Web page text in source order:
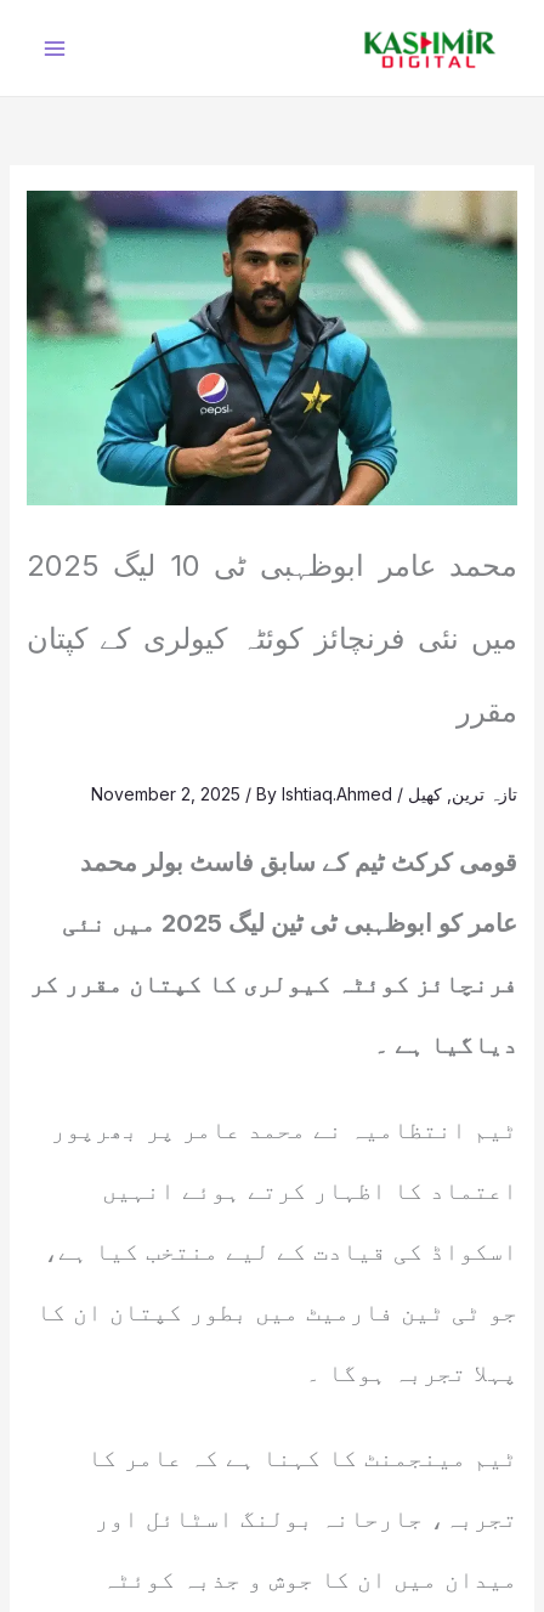
محمد عامر ابوظہبی ٹی 10 لیگ 2025
میں نئی فرنچائز کوئٹہ کیولری کے کپتان
مقرر
تازہ ترین کھیل /
November 2, 2025 / ByIshtiaq.Ahmed
قومی کرکٹ ٹیم کے سابق فاسٹ بولر محمد
عامر کو ابوظہبی ٹی ٹین لیگ 2025 میں نئی
فرنچائز کوئٹہ کیولری کا کپتان مقرر کر
دیاگیا ہے ۔
ٹیم انتظامیہ نے محمد عامر پر بھرپور
اعتماد کا اظہار کرتے ہوئے انہیں
اسکواڈ کی قیادت کے لیے منتخب کیا ہے،
جو ٹی ٹین فارمیٹ میں بطور کپتان ان کا
پہلا تجربہ ہوگا ۔
ٹیم مینجمنٹ کا کہنا ہے کہ عامر کا
تجربہ، جارحانہ بولنگ اسٹائل اور
میدان میں ان کا جوش و جذبہ کوئٹہ